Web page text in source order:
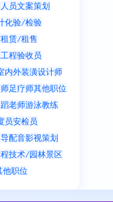
员文案策划
化验/检验
赁/租售
程验收员
内外装潢设计师
足疗师其他职位
老师游泳教练
员安检员
配音影视策划
技术/园林景区
他职位